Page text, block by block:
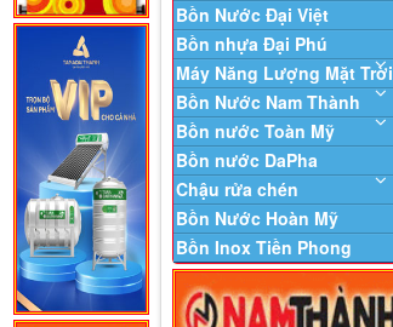
Bồn Nước Đại Việt
Bồn nhựa Đại Phú
Máy Năng Lượng Mặt Trời
Bồn Nước Nam Thành
Bồn nước Toàn Mỹ
Bồn nước DaPha
Chậu rửa chén
Bồn Nước Hoàn Mỹ
Bồn Inox Tiền Phong